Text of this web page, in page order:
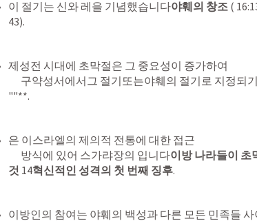
이 절기는 신와 레을 기념했습니다야훼의 창조 (
43).
제성전 시대에 초막절은 그 중요성이 증가하여
""**.
은 이스라엘의 제의적 전통에 대한 접근
      방식에 있어 스가랴장의 입니다
이방 나라들이 초
것 14혁신적인 성격의 첫 번째 징후.
이방인의 참여는 야훼의 백성과 다른 모든 민족들